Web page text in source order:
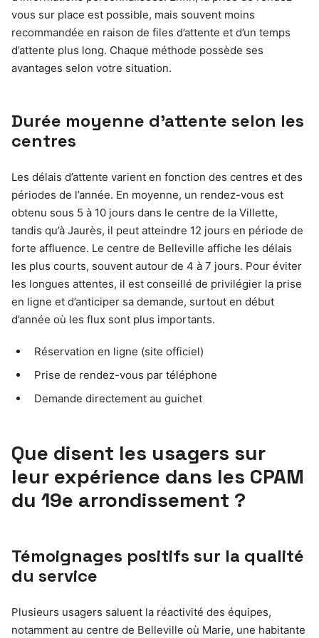
vous sur place est possible, mais souvent moins
recommandée en raison de files d’attente et d’un temps
d’attente plus long. Chaque méthode possède ses
avantages selon votre situation.
Durée moyenne d’attente selon les
centres
Les délais d’attente varient en fonction des centres et des
périodes de l’année. En moyenne, un rendez-vous est
obtenu sous 5 à 10 jours dans le centre de la Villette,
tandis qu’à Jaurès, il peut atteindre 12 jours en période de
forte affluence. Le centre de Belleville affiche les délais
les plus courts, souvent autour de 4 à 7 jours. Pour éviter
les longues attentes, il est conseillé de privilégier la prise
en ligne et d’anticiper sa demande, surtout en début
d’année où les flux sont plus importants.
Réservation en ligne (site officiel)
Prise de rendez-vous par téléphone
Demande directement au guichet
Que disent les usagers sur
leur expérience dans les CPAM
du 19e arrondissement ?
Témoignages positifs sur la qualité
du service
Plusieurs usagers saluent la réactivité des équipes,
notamment au centre de Belleville où Marie, une habitante